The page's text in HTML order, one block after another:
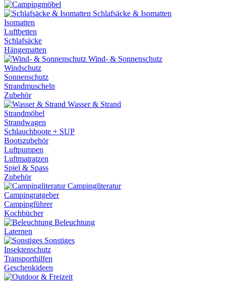
Schlafsäcke & Isomatten
Isomatten
Luftbetten
Schlafsäcke
Hängematten
Wind- & Sonnenschutz
Windschutz
Sonnenschutz
Strandmuscheln
Zubehör
Wasser & Strand
Strandmöbel
Strandwagen
Schlauchboote + SUP
Bootszubehör
Luftpumpen
Luftmatratzen
Spiel & Spass
Zubehör
Campingliteratur
Campingratgeber
Campingführer
Kochbücher
Beleuchtung
Laternen
Sonstiges
Insektenschutz
Transporthilfen
Geschenkideen